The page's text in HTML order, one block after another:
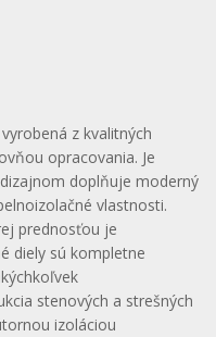
z kvalitných
opracovania. Je
doplňuje moderný
vlastnosti.
prednosťou je
diely sú kompletne
stenových a strešných
izoláciou